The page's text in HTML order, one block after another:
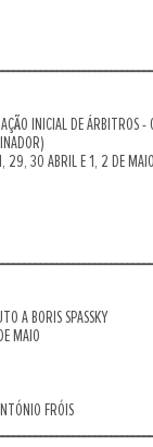
INICIAL DE ÁRBITROS -
29, 30 ABRIL E 1, 2 DE
A BORIS SPASSKY
MAIO
FRÓIS